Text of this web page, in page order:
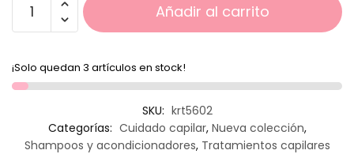
Añadir al carrito
¡Solo quedan 3 artículos en stock!
SKU: krt5602
Categorías: Cuidado capilar, Nueva colección,
Shampoos y acondicionadores, Tratamientos capilares